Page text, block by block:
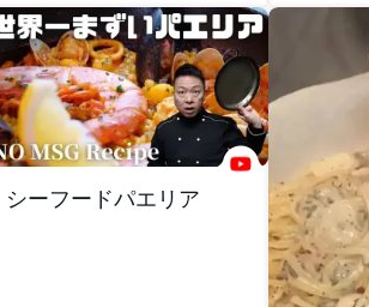
シーフードパエリア